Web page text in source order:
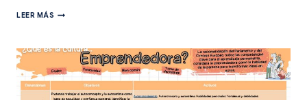
LEER MÁS HERRAMIENTAS
COMPETENCIAL.
REFLEXIONES
SOBRE
NUESTRO
APRENDIZAJE.